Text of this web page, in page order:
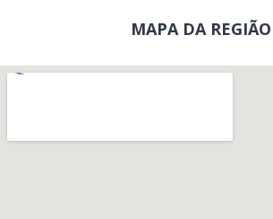
MAPA DA REGIÃO